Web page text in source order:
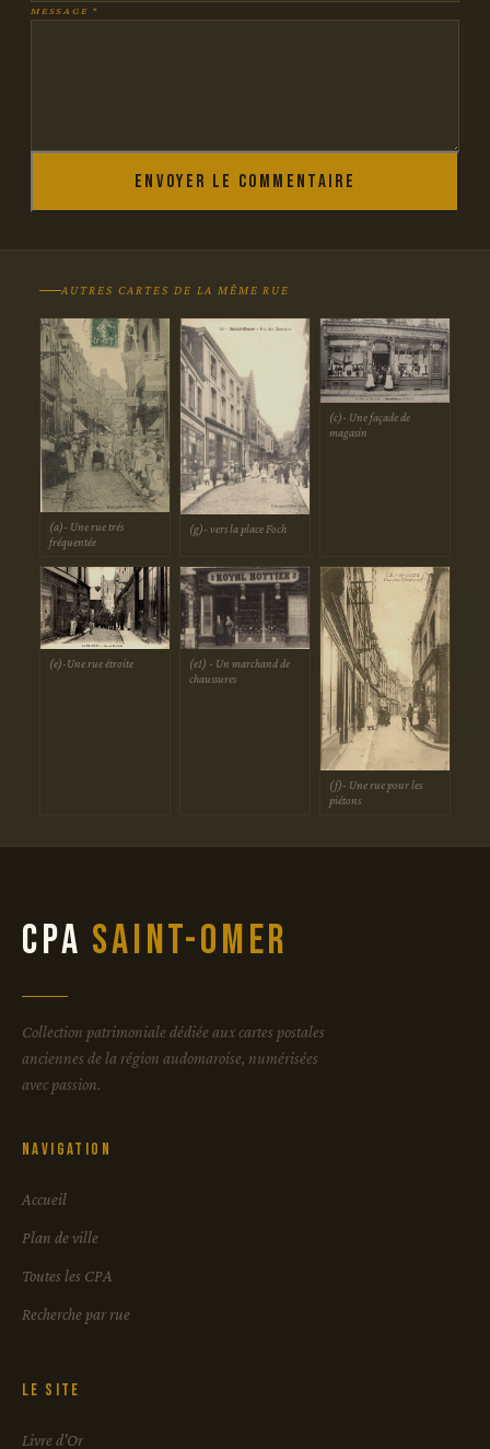
MESSAGE *
Envoyer le commentaire
AUTRES CARTES DE LA MÊME RUE
(a)- Une rue trés
fréquentée
(g)- vers la place Foch
(c)- Une façade de
magasin
(e)-Une rue étroite
(e1) - Un marchand de
chaussures
(f)- Une rue pour les
piétons
CPA Saint-Omer
Collection patrimoniale dédiée aux cartes postales
anciennes de la région audomaroise, numérisées
avec passion.
Navigation
Accueil
Plan de ville
Toutes les CPA
Recherche par rue
Le site
Livre d'Or